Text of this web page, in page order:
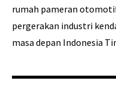
rumah pameran
pergerakan industri
masa depan Indonesia